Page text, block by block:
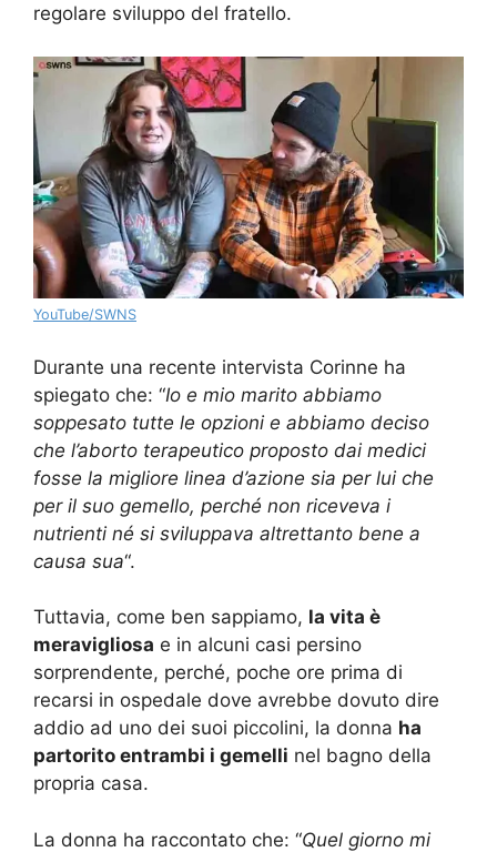
regolare sviluppo del fratello.
YouTube/SWNS
Durante una recente intervista Corinne ha
spiegato che: “Io e mio marito abbiamo
soppesato tutte le opzioni e abbiamo deciso
che l’aborto terapeutico proposto dai medici
fosse la migliore linea d’azione sia per lui che
per il suo gemello, perché non riceveva i
nutrienti né si sviluppava altrettanto bene a
causa sua“.
Tuttavia, come ben sappiamo, la vita è
meravigliosa e in alcuni casi persino
sorprendente, perché, poche ore prima di
recarsi in ospedale dove avrebbe dovuto dire
addio ad uno dei suoi piccolini, la donna ha
partorito entrambi i gemelli nel bagno della
propria casa.
La donna ha raccontato che: “Quel giorno mi